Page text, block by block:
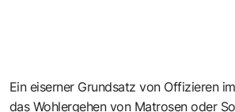
Ein eiserner Grundsatz von Offizieren
das Wohlergehen von Matrosen oder